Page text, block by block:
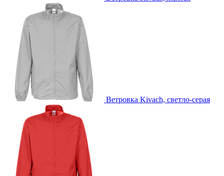
Ветровка Kivach, светло-серая